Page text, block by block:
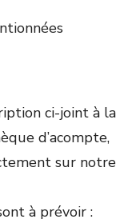
ci-joint à la
d’acompte,
sur notre
à prévoir :